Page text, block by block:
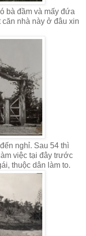
bà đầm và mấy đứa
nhà này ở đâu xin
nghỉ. Sau 54 thì
việc tại đây trước
thuộc dân làm to.